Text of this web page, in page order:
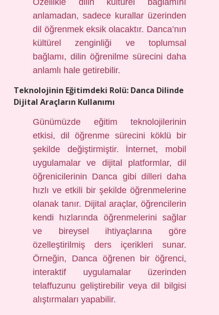
Özellikle dilin kültürel bağlamını
anlamadan, sadece kurallar üzerinden
dil öğrenmek eksik olacaktır. Danca’nın
kültürel zenginliği ve toplumsal
bağlamı, dilin öğrenilme sürecini daha
anlamlı hale getirebilir.
Teknolojinin Eğitimdeki Rolü: Danca Dilinde
Dijital Araçların Kullanımı
Günümüzde eğitim teknolojilerinin
etkisi, dil öğrenme sürecini köklü bir
şekilde değiştirmiştir. İnternet, mobil
uygulamalar ve dijital platformlar, dil
öğrenicilerinin Danca gibi dilleri daha
hızlı ve etkili bir şekilde öğrenmelerine
olanak tanır. Dijital araçlar, öğrencilerin
kendi hızlarında öğrenmelerini sağlar
ve bireysel ihtiyaçlarına göre
özelleştirilmiş ders içerikleri sunar.
Örneğin, Danca öğrenen bir öğrenci,
interaktif uygulamalar üzerinden
telaffuzunu geliştirebilir veya dil bilgisi
alıştırmaları yapabilir.